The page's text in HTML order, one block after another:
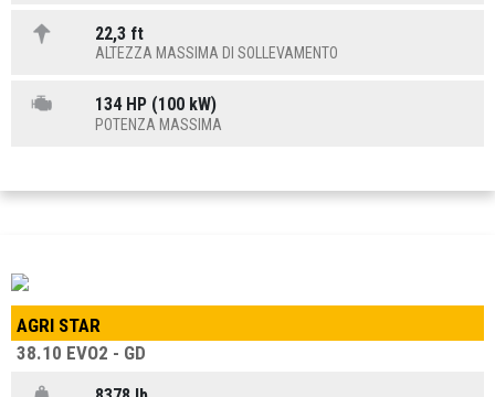
22,3 ft
ALTEZZA MASSIMA DI SOLLEVAMENTO
134 HP (100 kW)
POTENZA MASSIMA
AGRI STAR
38.10 EVO2 - GD